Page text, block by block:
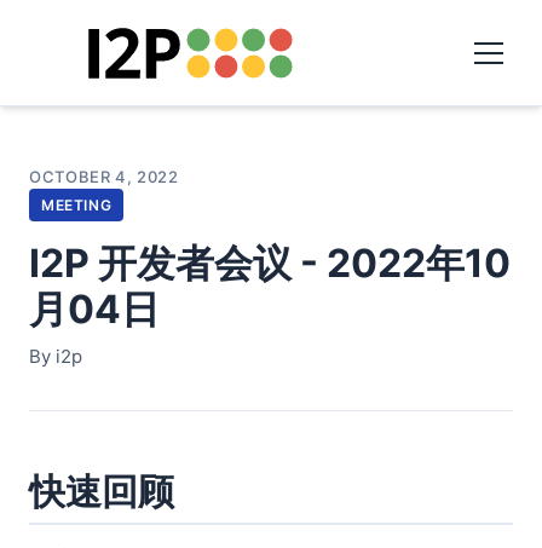
OCTOBER 4, 2022
MEETING
I2P 开发者会议 - 2022年10
月04日
By i2p
快速回顾